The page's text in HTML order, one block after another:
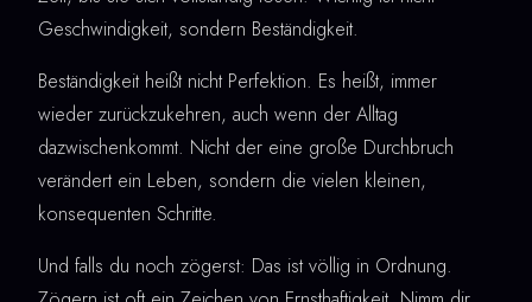
Geschwindigkeit, sondern Beständigkeit.
Beständigkeit heißt nicht Perfektion. Es heißt, immer
wieder zurückzukehren, auch wenn der Alltag
dazwischenkommt. Nicht der eine große Durchbruch
verändert ein Leben, sondern die vielen kleinen,
konsequenten Schritte.
Und falls du noch zögerst: Das ist völlig in Ordnung.